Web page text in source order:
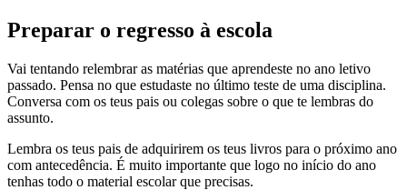
Preparar o regresso à escola
Vai tentando relembrar as matérias que aprendeste no ano letivo
passado. Pensa no que estudaste no último teste de uma disciplina.
Conversa com os teus pais ou colegas sobre o que te lembras do
assunto.
Lembra os teus pais de adquirirem os teus livros para o próximo ano
com antecedência. É muito importante que logo no início do ano
tenhas todo o material escolar que precisas.